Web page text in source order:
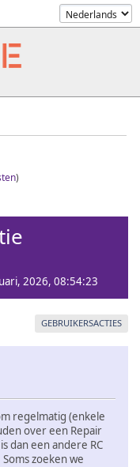
)
2026, 08:54:23
GEBRUIKERSACTIES
regelmatig (enkele
over een Repair
dan een andere RC
zoeken we